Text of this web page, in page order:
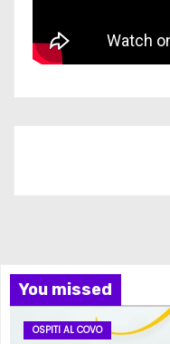
You missed
OSPITI AL COVO